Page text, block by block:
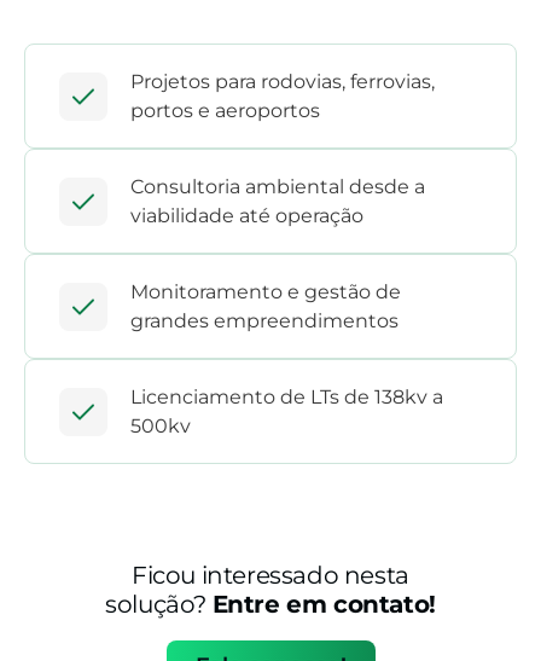
Projetos para rodovias, ferrovias,
portos e aeroportos
Consultoria ambiental desde a
viabilidade até operação
Monitoramento e gestão de
grandes empreendimentos
Licenciamento de LTs de 138kv a
500kv
Ficou interessado nesta
solução? Entre em contato!